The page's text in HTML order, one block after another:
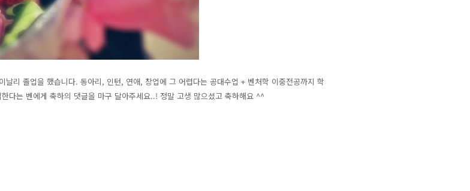
날리 졸업을 했습니다. 동아리, 인턴, 연애, 창업에 그 어렵다는 공대수업 + 벤처학 이중전공까지 학
다는 벤에게 축하의 댓글을 마구 달아주세요..! 정말 고생 많으셨고 축하해요 ^^